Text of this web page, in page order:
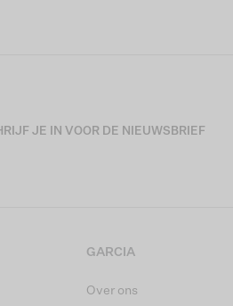
JE IN VOOR DE NIEUWSBRIEF
GARCIA
Over ons